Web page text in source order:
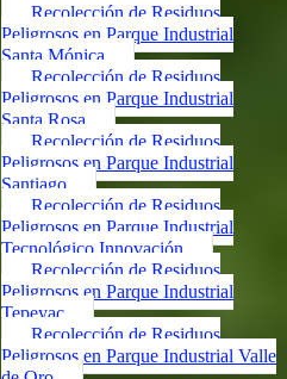
Recolección de Residuos
Peligrosos en Parque Industrial
Santa Mónica
Recolección de Residuos
Peligrosos en Parque Industrial
Santa Rosa
Recolección de Residuos
Peligrosos en Parque Industrial
Santiago
Recolección de Residuos
Peligrosos en Parque Industrial
Tecnológico Innovación
Recolección de Residuos
Peligrosos en Parque Industrial
Tepeyac
Recolección de Residuos
Peligrosos en Parque Industrial Valle